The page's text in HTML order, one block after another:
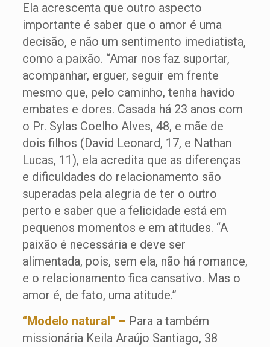
Ela acrescenta que outro aspecto
importante é saber que o amor é uma
decisão, e não um sentimento imediatista,
como a paixão. “Amar nos faz suportar,
acompanhar, erguer, seguir em frente
mesmo que, pelo caminho, tenha havido
embates e dores. Casada há 23 anos com
o Pr. Sylas Coelho Alves, 48, e mãe de
dois filhos (David Leonard, 17, e Nathan
Lucas, 11), ela acredita que as diferenças
e dificuldades do relacionamento são
superadas pela alegria de ter o outro
perto e saber que a felicidade está em
pequenos momentos e em atitudes. “A
paixão é necessária e deve ser
alimentada, pois, sem ela, não há romance,
e o relacionamento fica cansativo. Mas o
amor é, de fato, uma atitude.”
“Modelo natural” – Para a também
missionária Keila Araújo Santiago, 38